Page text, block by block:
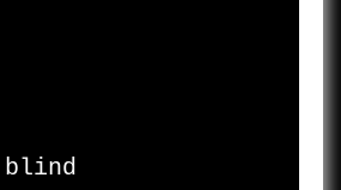
blind